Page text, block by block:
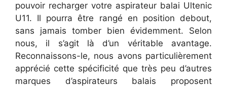
pouvoir recharger votre aspirateur balai Ultenic
U11. Il pourra être rangé en position debout,
sans jamais tomber bien évidemment. Selon
nous, il s’agit là d’un véritable avantage.
Reconnaissons-le, nous avons particulièrement
apprécié cette spécificité que très peu d’autres
marques d’aspirateurs balais proposent